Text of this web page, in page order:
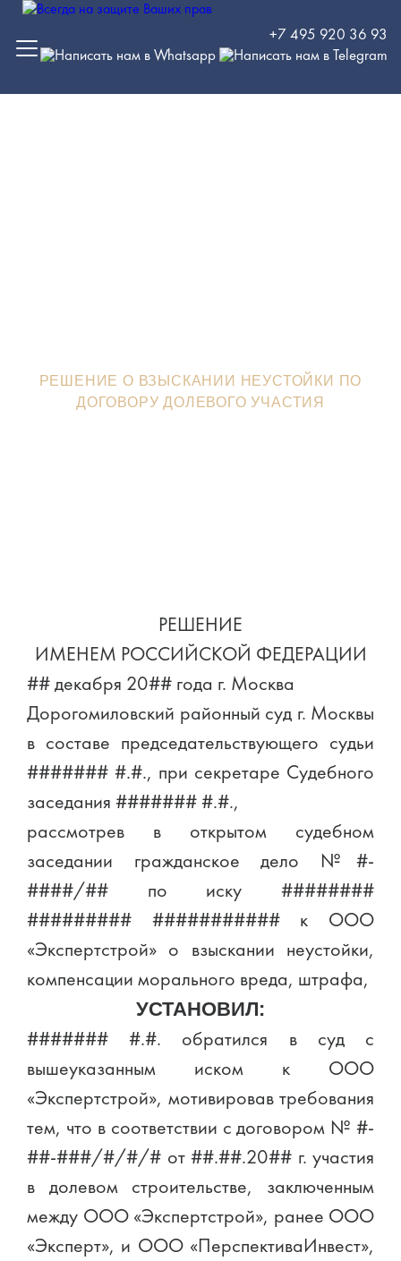
+7 495 920 36 93
РЕШЕНИЕ О ВЗЫСКАНИИ НЕУСТОЙКИ ПО
ДОГОВОРУ ДОЛЕВОГО УЧАСТИЯ
РЕШЕНИЕ
ИМЕНЕМ РОССИЙСКОЙ ФЕДЕРАЦИИ
## декабря 20## года г. Москва
Дорогомиловский районный суд г. Москвы
в составе председательствующего судьи
####### #.#., при секретаре Судебного
заседания ####### #.#.,
рассмотрев в открытом судебном
заседании гражданское дело №#-
####/## по иску ########
######### ########### к ООО
«Экспертстрой» о взыскании неустойки,
компенсации морального вреда, штрафа,
УСТАНОВИЛ:
####### #.#. обратился в суд с
вышеуказанным иском к ООО
«Экспертстрой», мотивировав требования
тем, что в соответствии с договором № #-
##-###/#/#/# от ##.##.20## г. участия
в долевом строительстве, заключенным
между ООО «Экспертстрой», ранее ООО
«Эксперт», и ООО «ПерспективаИнвест»,